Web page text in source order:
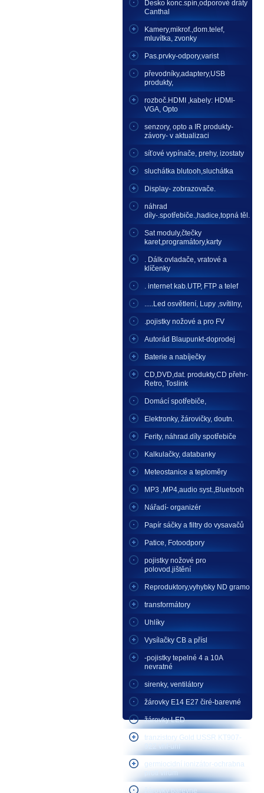
Desko konc.spín,odporové dráty
Canthal
Kamery,mikrof.,dom.telef,
mluvítka, zvonky
Pas.prvky-odpory,varist
převodníky,adaptery,USB
produkty,
rozboč.HDMI ,kabely: HDMI-
VGA, Opto
senzory, opto a IR produkty-
závory- v aktualizaci
síťové vypínače, prehy, izostaty
sluchátka blutooh,sluchátka
Display- zobrazovače.
náhrad
díly-.spotřebiče.,hadice,topná těl.
Sat moduly,čtečky
karet,programátory,karty
. Dálk.ovladače, vratové a
klíčenky
. internet kab.UTP, FTP a telef
.....Led osvětlení, Lupy ,svítilny,
.pojistky nožové a pro FV
Autorád Blaupunkt-doprodej
Baterie a nabíječky
CD,DVD,dat. produkty,CD přehr-
Retro, Toslink
Domácí spotřebiče,
Elektronky, žárovičky, doutn.
Ferity, náhrad.díly spotřebiče
Kalkulačky, databanky
Meteostanice a teploměry
MP3 ,MP4,audio syst.,Bluetooh
Nářadí- organizér
Papír sáčky a filtry do vysavačů
Patice, Fotoodpory
pojistky nožové pro
polovod.jištění
Reproduktory,vyhybky ND gramo
transformátory
Uhlíky
Vysílačky CB a přísl
-pojistky tepelné 4 a 10A
nevratné
sirenky, ventilátory
žárovky E14 E27 čiré-barevné
žárovky LED
tranzistory Gold USSR KT907-
922 vhf-uhf
germiocidní ionizátor-ochrabna
proti virům
žárovky barevné